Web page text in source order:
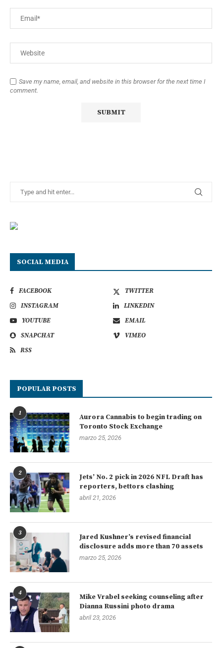
Save my name, email, and website in this browser for the next time I
comment.
SOCIAL MEDIA
FACEBOOK
TWITTER
INSTAGRAM
LINKEDIN
YOUTUBE
EMAIL
SNAPCHAT
VIMEO
RSS
POPULAR POSTS
1
Aurora Cannabis to begin trading on
Toronto Stock Exchange
marzo 25, 2026
2
Jets’ No. 2 pick in 2026 NFL Draft has
reporters, bettors clashing
abril 21, 2026
3
Jared Kushner’s revised financial
disclosure adds more than 70 assets
marzo 25, 2026
4
Mike Vrabel seeking counseling after
Dianna Russini photo drama
abril 23, 2026